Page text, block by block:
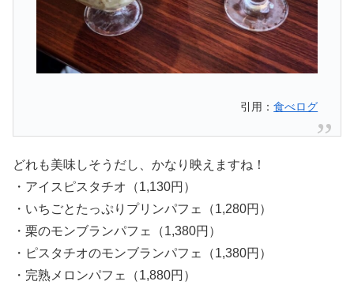
引用：食べログ
どれも美味しそうだし、かなり映えますね！
・アイスピスタチオ（1,130円）
・いちごとたっぷりプリンパフェ（1,280円）
・栗のモンブランパフェ（1,380円）
・ピスタチオのモンブランパフェ（1,380円）
・完熟メロンパフェ（1,880円）